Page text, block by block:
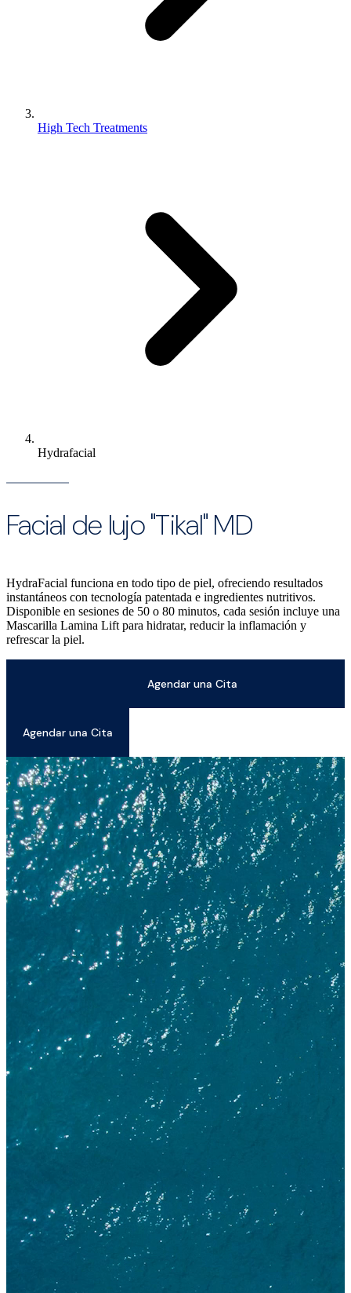
High Tech Treatments
Hydrafacial
Facial de lujo "Tikal" MD
HydraFacial funciona en todo tipo de piel, ofreciendo resultados
instantáneos con tecnología patentada e ingredientes nutritivos.
Disponible en sesiones de 50 o 80 minutos, cada sesión incluye una
Mascarilla Lamina Lift para hidratar, reducir la inflamación y
refrescar la piel.
Agendar una Cita
Agendar una Cita